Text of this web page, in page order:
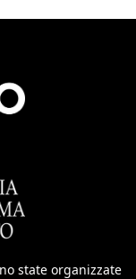
state organizzate